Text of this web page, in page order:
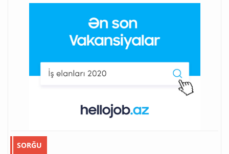
SORĞU